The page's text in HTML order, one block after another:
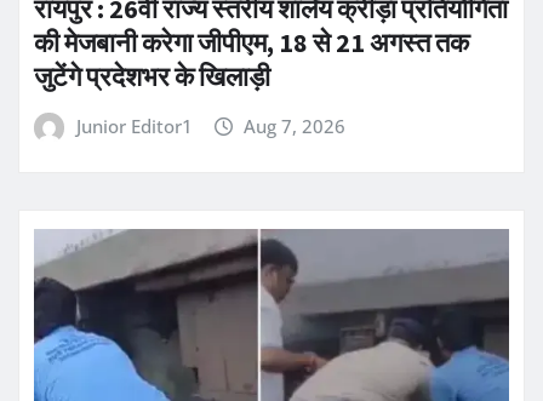
रायपुर : 26वीं राज्य स्तरीय शालेय क्रीड़ा प्रतियोगिता
की मेजबानी करेगा जीपीएम, 18 से 21 अगस्त तक
जुटेंगे प्रदेशभर के खिलाड़ी
Junior Editor1 Aug 7, 2026